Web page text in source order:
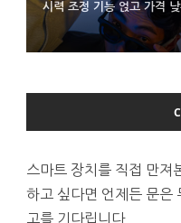
시력 조정 기능 얹고 가격
D램 부족에 10억달러어
300~400달러 반
스마트 장치를 직접 만져
하고 싶다면 언제든 문은
고를 기다립니다.